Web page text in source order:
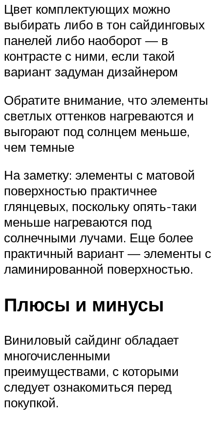
Цвет комплектующих можно
выбирать либо в тон сайдинговых
панелей либо наоборот — в
контрасте с ними, если такой
вариант задуман дизайнером
Обратите внимание, что элементы
светлых оттенков нагреваются и
выгорают под солнцем меньше,
чем темные
На заметку: элементы с матовой
поверхностью практичнее
глянцевых, поскольку опять-таки
меньше нагреваются под
солнечными лучами. Еще более
практичный вариант — элементы с
ламинированной поверхностью.
Плюсы и минусы
Виниловый сайдинг обладает
многочисленными
преимуществами, с которыми
следует ознакомиться перед
покупкой.